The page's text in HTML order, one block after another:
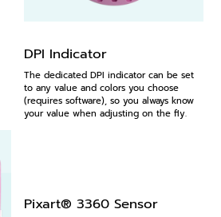
DPI Indicator
The dedicated DPI indicator can be set
to any value and colors you choose
(requires software), so you always know
your value when adjusting on the fly.
Pixart® 3360 Sensor